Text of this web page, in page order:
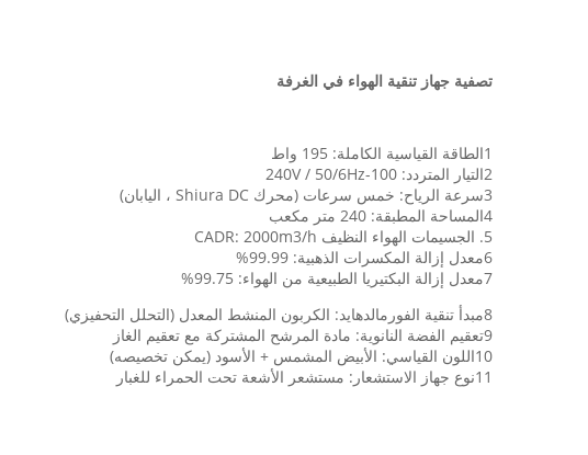
تصفية جهاز تنقية الهواء في الغرفة
1الطاقة القياسية الكاملة: 195 واط
2التيار المتردد: 100-240V / 50/6Hz
3سرعة الرياح: خمس سرعات (محرك Shiura DC ، اليابان)
4المساحة المطبقة: 240 متر مكعب
5. الجسيمات الهواء النظيف CADR: 2000m3/h
6معدل إزالة المكسرات الذهبية: 99.99%
7معدل إزالة البكتيريا الطبيعية من الهواء: 99.75%
8مبدأ تنقية الفورمالدهايد: الكربون المنشط المعدل (التحلل التحفيزي)
9تعقيم الفضة النانوية: مادة المرشح المشتركة مع تعقيم الغاز
10اللون القياسي: الأبيض المشمس + الأسود (يمكن تخصيصه)
11نوع جهاز الاستشعار: مستشعر الأشعة تحت الحمراء للغبار